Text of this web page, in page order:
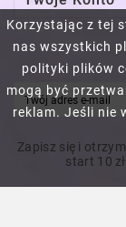
Korzystając z tej
nas wszystkich
polityki plików
mogą być
reklam. Jeśli nie
Zapisz się i
start 10